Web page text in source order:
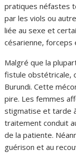
pratiques néfastes
par les viols ou
liée au sexe et
césarienne,
Malgré que la
fistule obstétricale,
Burundi. Cette
pire. Les femmes
stigmatise et tarde
traitement conduit
de la patiente.
guérison et au